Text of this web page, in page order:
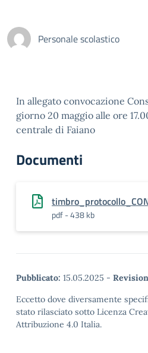
Personale scolastico
In allegato convocazione
giorno 20 maggio alle ore
centrale di Faiano
Documenti
pdf - 438 kb
Pubblicato: 15.05.2025 -
Eccetto dove diversamente
stato rilasciato sotto Licenza
Attribuzione 4.0 Italia.